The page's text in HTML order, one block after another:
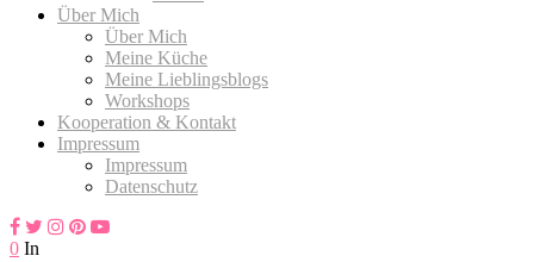
Über Mich
Über Mich
Meine Küche
Meine Lieblingsblogs
Workshops
Kooperation & Kontakt
Impressum
Impressum
Datenschutz
0 In